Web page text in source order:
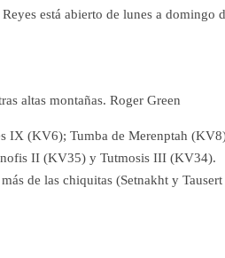
está abierto de lunes a domingo
altas montañas. Roger Green
IX (KV6); Tumba de Merenptah
II (KV35) y Tutmosis III (KV34).
de las chiquitas (Setnakht y Tausert